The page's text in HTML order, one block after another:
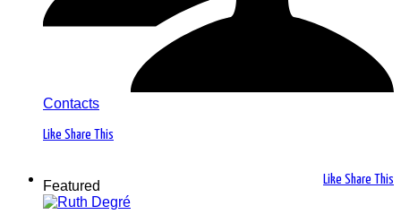
Contacts
Like Share This
Like Share This
Featured